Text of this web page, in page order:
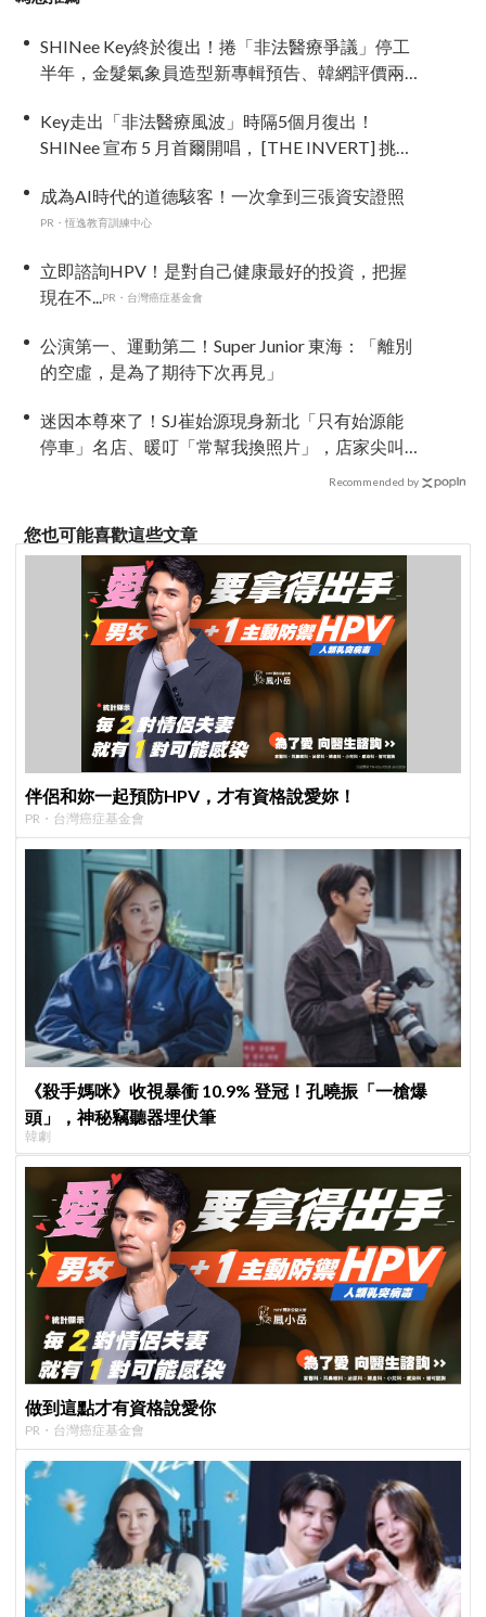
SHINee Key終於復出！捲「非法醫療爭議」停工
半年，金髮氣象員造型新專輯預告、韓網評價兩
Key走出「非法醫療風波」時隔5個月復出！
SHINee 宣布 5 月首爾開唱， [THE INVERT] 挑戰
成為AI時代的道德駭客！一次拿到三張資安證照
PR・恆逸教育訓練中心
立即諮詢HPV！是對自己健康最好的投資，把握
現在不...
PR・台灣癌症基金會
公演第一、運動第二！Super Junior 東海：「離別
的空虛，是為了期待下次再見」
迷因本尊來了！SJ崔始源現身新北「只有始源能
停車」名店、暖叮「常幫我換照片」，店家尖叫
Recommended by
您也可能喜歡這些文章
伴侶和妳一起預防HPV，才有資格說愛妳！
PR・台灣癌症基金會
《殺手媽咪》收視暴衝 10.9% 登冠！孔曉振「一槍爆
頭」，神秘竊聽器埋伏筆
韓劇
做到這點才有資格說愛你
PR・台灣癌症基金會